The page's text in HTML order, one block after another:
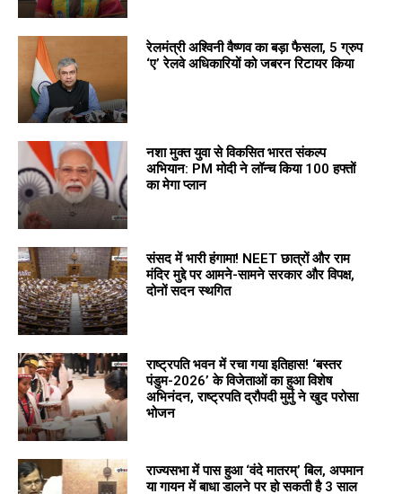
रेलमंत्री अश्विनी वैष्णव का बड़ा फैसला, 5 ग्रुप
‘ए’ रेलवे अधिकारियों को जबरन रिटायर किया
नशा मुक्त युवा से विकसित भारत संकल्प
अभियान: PM मोदी ने लॉन्च किया 100 हफ्तों
का मेगा प्लान
संसद में भारी हंगामा! NEET छात्रों और राम
मंदिर मुद्दे पर आमने-सामने सरकार और विपक्ष,
दोनों सदन स्थगित
राष्ट्रपति भवन में रचा गया इतिहास! ‘बस्तर
पंडुम-2026’ के विजेताओं का हुआ विशेष
अभिनंदन, राष्ट्रपति द्रौपदी मुर्मु ने खुद परोसा
भोजन
राज्यसभा में पास हुआ ‘वंदे मातरम्’ बिल, अपमान
या गायन में बाधा डालने पर हो सकती है 3 साल